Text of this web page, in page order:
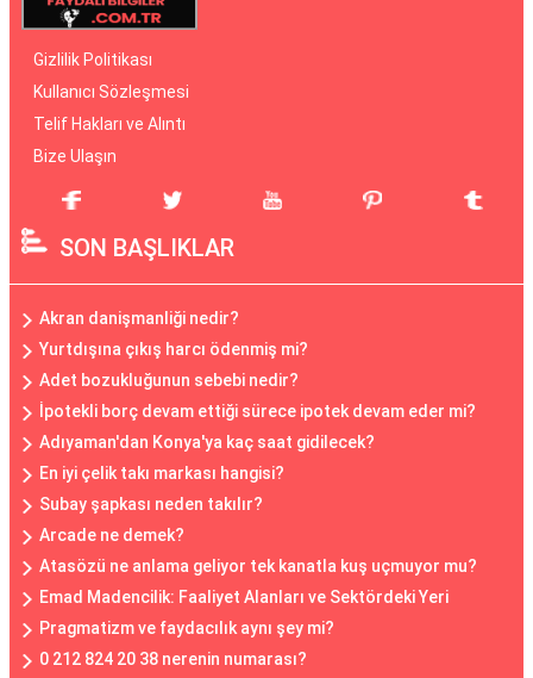
Gizlilik Politikası
Kullanıcı Sözleşmesi
Telif Hakları ve Alıntı
Bize Ulaşın
SON BAŞLIKLAR
Akran danişmanliği nedir?
Yurtdışına çıkış harcı ödenmiş mi?
Adet bozukluğunun sebebi nedir?
İpotekli borç devam ettiği sürece ipotek devam eder mi?
Adıyaman'dan Konya'ya kaç saat gidilecek?
En iyi çelik takı markası hangisi?
Subay şapkası neden takılır?
Arcade ne demek?
Atasözü ne anlama geliyor tek kanatla kuş uçmuyor mu?
Emad Madencilik: Faaliyet Alanları ve Sektördeki Yeri
Pragmatizm ve faydacılık aynı şey mi?
0 212 824 20 38 nerenin numarası?